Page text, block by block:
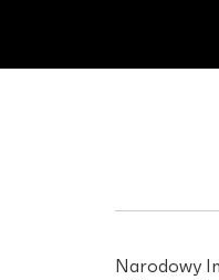
Narodowy